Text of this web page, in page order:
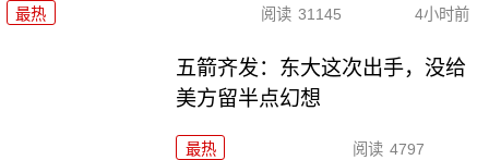
最热 阅读 31145 4小时前
五箭齐发：东大这次出手，没给
美方留半点幻想
最热 阅读 4797